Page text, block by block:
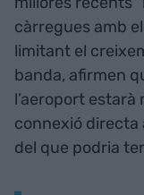
càrregues amb
limitant el
banda, afirmen
l’aeroport
connexió directa
del que podria